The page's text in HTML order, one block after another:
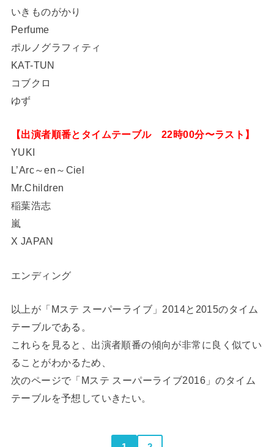
いきものがかり
Perfume
ポルノグラフィティ
KAT-TUN
コブクロ
ゆず
【出演者順番とタイムテーブル 22時00分〜ラスト】
YUKI
L’Arc～en～Ciel
Mr.Children
稲葉浩志
嵐
X JAPAN
エンディング
以上が「Mステ スーパーライブ」2014と2015のタイム
テーブルである。
これらを見ると、出演者順番の傾向が非常に良く似てい
ることがわかるため、
次のページで「Mステ スーパーライブ2016」のタイム
テーブルを予想していきたい。